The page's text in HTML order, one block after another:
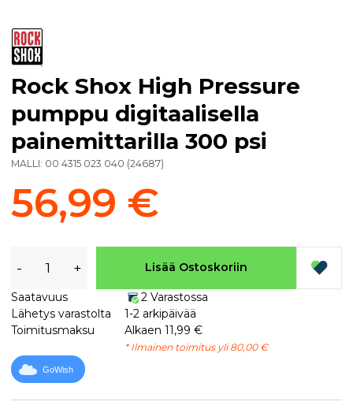
Rock Shox High Pressure
pumppu digitaalisella
painemittarilla 300 psi
MALLI: 00 4315 023 040 (24687)
56,99 €
- + Lisää Ostoskoriin
Saatavuus
2 Varastossa
Lähetys varastolta
1-2 arkipäivää
Toimitusmaksu
Alkaen 11,99 €
* Ilmainen toimitus yli 80,00 €
GoWish